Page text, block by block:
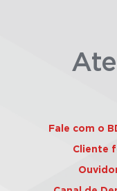
Fale com o
Cliente